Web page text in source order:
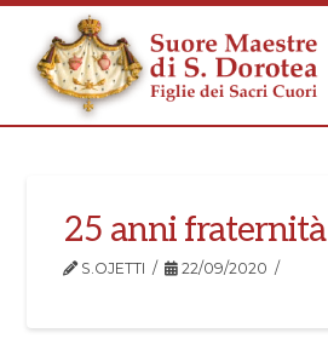
25 anni fraternità
S.OJETTI 22/09/2020